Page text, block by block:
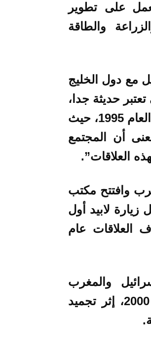
على تطوير
والطاقة
مع دول الخليج
حديثة جدا،
فإن علاقات إسرائيل مع المغرب تتميز بتاريخ يمتد إلى العام 1995، حيث
أن المجتمع
العلاقات”.
وافتتح مكتب
زيارة لابيد أول
العلاقات عام
والمغرب
استئناف العلاقات الدبلوماسية بينهما بعد توقفها عام 2000، إثر تجميد